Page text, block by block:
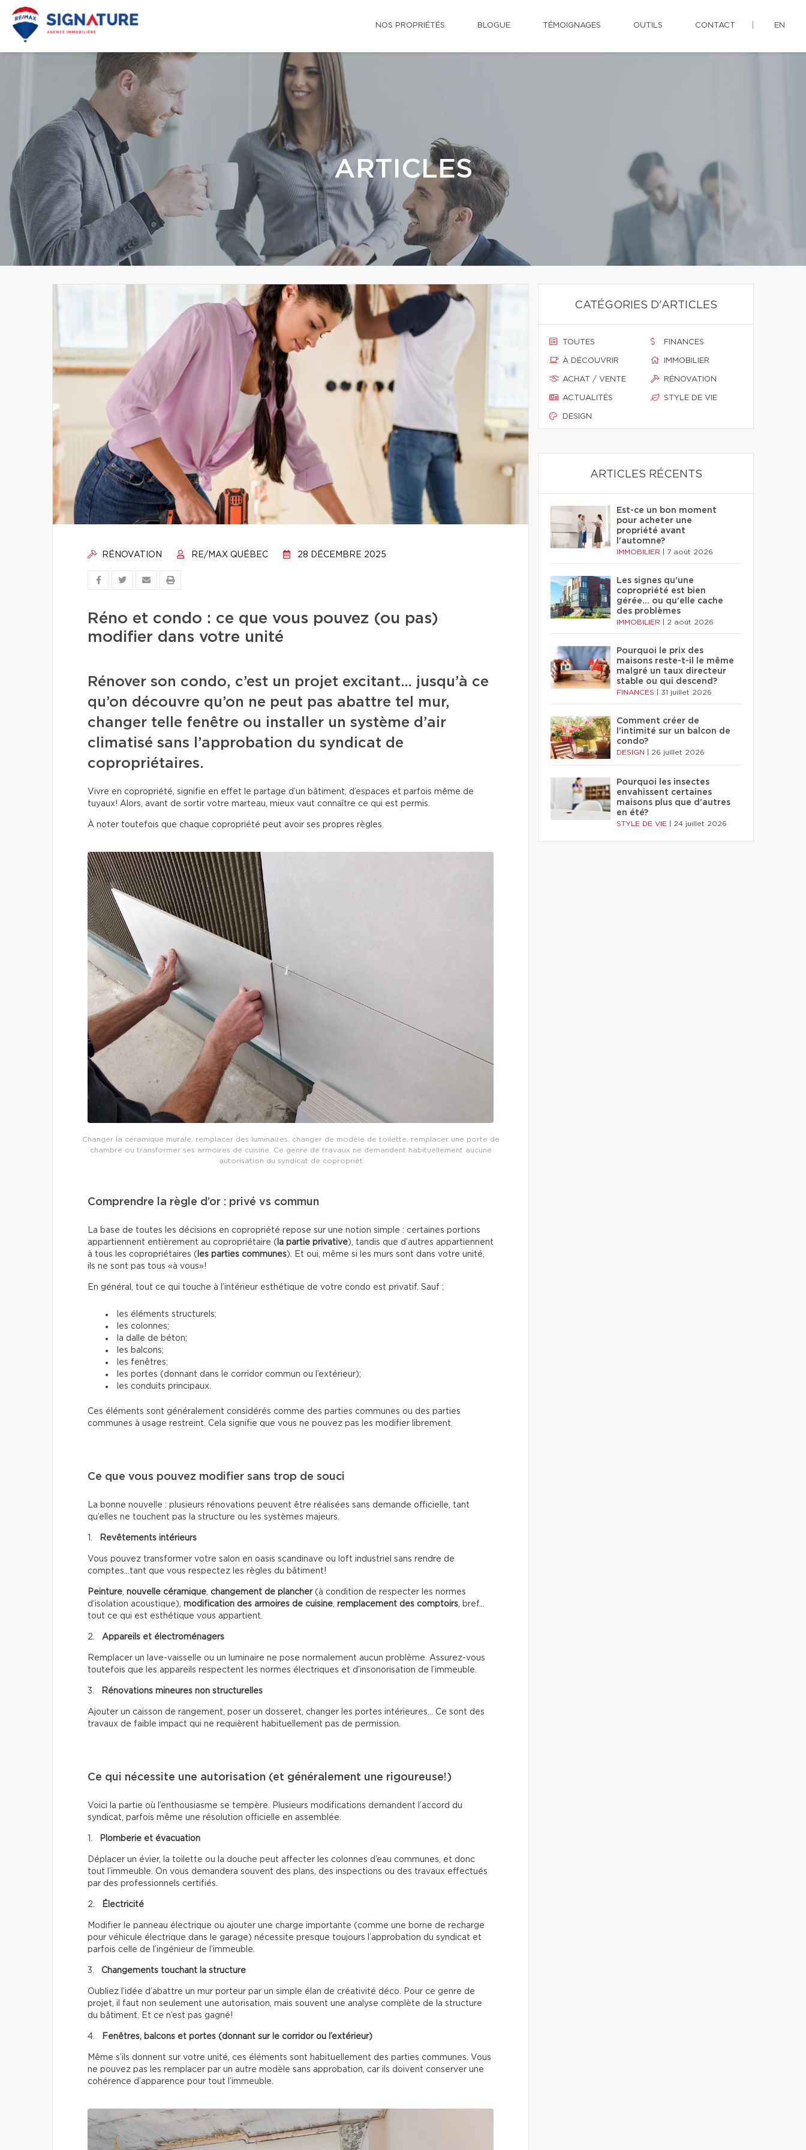
NOS PROPRIÉTÉS BLOGUE TÉMOIGNAGES OUTILS CONTACT EN
ARTICLES
RÉNOVATION RE/MAX QUÉBEC 28 DÉCEMBRE 2025
Réno et condo : ce que vous pouvez (ou pas)
modifier dans votre unité
Rénover son condo, c’est un projet excitant… jusqu’à ce
qu’on découvre qu’on ne peut pas abattre tel mur,
changer telle fenêtre ou installer un système d’air
climatisé sans l’approbation du syndicat de
copropriétaires.
Vivre en copropriété, signifie en effet le partage d’un bâtiment, d’espaces et parfois même de
tuyaux! Alors, avant de sortir votre marteau, mieux vaut connaître ce qui est permis.
À noter toutefois que chaque copropriété peut avoir ses propres règles.
Changer la céramique murale, remplacer des luminaires, changer de modèle de toilette, remplacer une porte de
chambre ou transformer ses armoires de cuisine. Ce genre de travaux ne demandent habituellement aucune
autorisation du syndicat de copropriét
Comprendre la règle d’or : privé vs commun
La base de toutes les décisions en copropriété repose sur une notion simple : certaines portions
appartiennent entièrement au copropriétaire ( la partie privative), tandis que d’autres appartiennent
à tous les copropriétaires ( les parties communes). Et oui, même si les murs sont dans votre unité,
ils ne sont pas tous «à vous»!
En général, tout ce qui touche à l’intérieur esthétique de votre condo est privatif. Sauf :
les éléments structurels;
les colonnes;
la dalle de béton;
les balcons;
les fenêtres;
les portes (donnant dans le corridor commun ou l’extérieur);
les conduits principaux.
Ces éléments sont généralement considérés comme des parties communes ou des parties
communes à usage restreint. Cela signifie que vous ne pouvez pas les modifier librement.
Ce que vous pouvez modifier sans trop de souci
La bonne nouvelle : plusieurs rénovations peuvent être réalisées sans demande officielle, tant
qu’elles ne touchent pas la structure ou les systèmes majeurs.
1. Revêtements intérieurs
Vous pouvez transformer votre salon en oasis scandinave ou loft industriel sans rendre de
comptes…tant que vous respectez les règles du bâtiment!
Peinture nouvelle céramique changement de plancher(à condition de respecter les normes
d’isolation acoustique), modification des armoires de cuisine remplacement des comptoirs , bref…
tout ce qui est esthétique vous appartient.
2. Appareils et électroménagers
Remplacer un lave-vaisselle ou un luminaire ne pose normalement aucun problème. Assurez-vous
toutefois que les appareils respectent les normes électriques et d’insonorisation de l’immeuble.
3. Rénovations mineures non structurelles
Ajouter un caisson de rangement, poser un dosseret, changer les portes intérieures… Ce sont des
travaux de faible impact qui ne requièrent habituellement pas de permission.
Ce qui nécessite une autorisation (et généralement une rigoureuse!)
Voici la partie où l’enthousiasme se tempère. Plusieurs modifications demandent l’accord du
syndicat, parfois même une résolution officielle en assemblée.
1. Plomberie et évacuation
Déplacer un évier, la toilette ou la douche peut affecter les colonnes d’eau communes, et donc
tout l’immeuble. On vous demandera souvent des plans, des inspections ou des travaux effectués
par des professionnels certifiés.
2. Électricité
Modifier le panneau électrique ou ajouter une charge importante (comme une borne de recharge
pour véhicule électrique dans le garage) nécessite presque toujours l’approbation du syndicat et
parfois celle de l’ingénieur de l’immeuble.
3. Changements touchant la structure
Oubliez l’idée d’abattre un mur porteur par un simple élan de créativité déco. Pour ce genre de
projet, il faut non seulement une autorisation, mais souvent une analyse complète de la structure
du bâtiment. Et ce n’est pas gagné!
4. Fenêtres, balcons et portes (donnant sur le corridor ou l’extérieur)
Même s’ils donnent sur votre unité, ces éléments sont habituellement des parties communes. Vous
ne pouvez pas les remplacer par un autre modèle sans approbation, car ils doivent conserver une
cohérence d’apparence pour tout l’immeuble.
CATÉGORIES D'ARTICLES
TOUTES
À DÉCOUVRIR
ACHAT / VENTE
ACTUALITÉS
DESIGN
FINANCES
IMMOBILIER
RÉNOVATION
STYLE DE VIE
ARTICLES RÉCENTS
Est-ce un bon moment
pour acheter une
propriété avant
l'automne?
IMMOBILIER 7 août 2026
Les signes qu'une
copropriété est bien
gérée… ou qu'elle cache
des problèmes
IMMOBILIER 2 août 2026
Pourquoi le prix des
maisons reste-t-il le même
malgré un taux directeur
stable ou qui descend?
FINANCES 31 juillet 2026
Comment créer de
l'intimité sur un balcon de
condo?
DESIGN 26 juillet 2026
Pourquoi les insectes
envahissent certaines
maisons plus que d'autres
en été?
STYLE DE VIE 24 juillet 2026